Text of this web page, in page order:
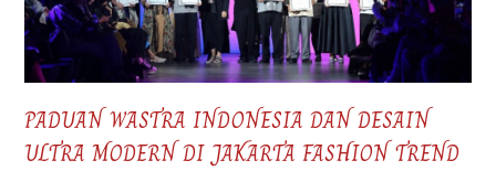
PADUAN WASTRA INDONESIA DAN DESAIN
ULTRA MODERN DI JAKARTA FASHION TREND